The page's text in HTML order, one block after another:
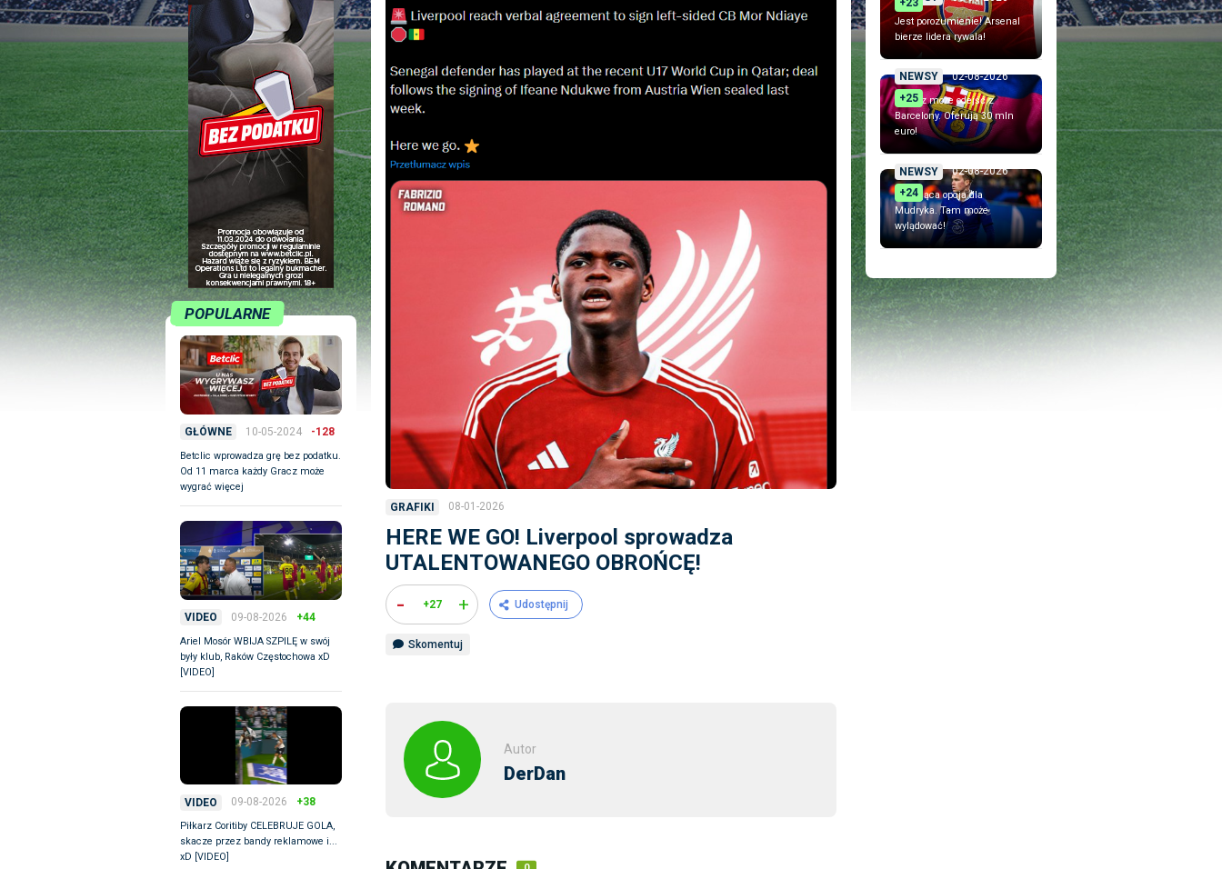
POPULARNE
GŁÓWNE 10-05-2024 -128
Betclic wprowadza grę bez podatku.
Od 11 marca każdy Gracz może
wygrać więcej
VIDEO 09-08-2026 +44
Ariel Mosór WBIJA SZPILĘ w swój
były klub, Raków Częstochowa xD
[VIDEO]
VIDEO 09-08-2026 +38
Piłkarz Coritiby CELEBRUJE GOLA,
skacze przez bandy reklamowe i...
xD [VIDEO]
+23
Jest porozumienie! Arsenal
bierze lidera rywala!
NEWSY
02-08-2026
+25
Piłkarz może odejść z
Barcelony. Oferują 30 mln
euro!
NEWSY
02-08-2026
+24
Szokująca opcja dla
Mudryka. Tam może
wylądować!
GRAFIKI 08-01-2026
HERE WE GO! Liverpool sprowadza
UTALENTOWANEGO OBROŃCĘ!
- +27 + Udostępnij
Skomentuj
Autor
DerDan